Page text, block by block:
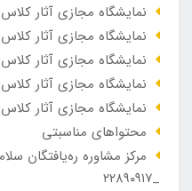
نمایشگاه مجازی آثار
نمایشگاه مجازی آثار
نمایشگاه مجازی آثار
نمایشگاه مجازی آثار
نمایشگاه مجازی آثار
محتواهای مناسبتی
_۲۲۸۹۰۹۱۷